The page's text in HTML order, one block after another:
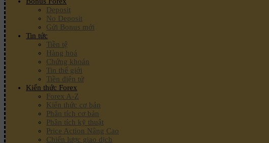
Deposit
No Deposit
Gửi Bonus mới
Tin tức
Tiền tệ
Hàng hoá
Chứng khoán
Tin thế giới
Tiền điện tử
Kiến thức Forex
Forex A-Z
Kiến thức cơ bản
Phân tích cơ bản
Phân tích kỹ thuật
Price Action Nâng Cao
Chiến lược giao dịch